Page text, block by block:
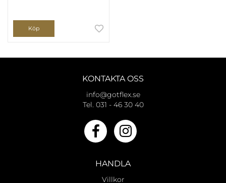
Köp
KONTAKTA OSS
info@gotflex.se
Tel. 031 - 46 30 40
HANDLA
Villkor